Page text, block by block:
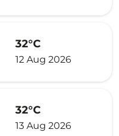
32°C
12 Aug 2026
32°C
13 Aug 2026